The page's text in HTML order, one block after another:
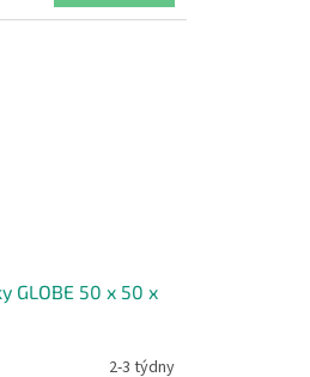
GLOBE 50 x 50 x
2-3 týdny